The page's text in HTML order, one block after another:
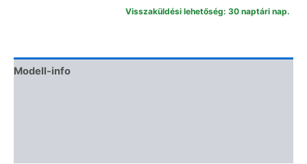
Visszaküldési lehetőség: 30 naptári nap.
Modell-info